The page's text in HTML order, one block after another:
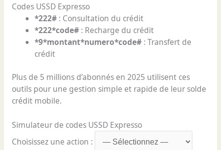
Codes USSD Expresso
*222# : Consultation du crédit
*222*code# : Recharge du crédit
*9*montant*numero*code# : Transfert de
crédit
Plus de 5 millions d’abonnés en 2025 utilisent ces
outils pour une gestion simple et rapide de leur solde
crédit mobile.
Simulateur de codes USSD Expresso
Choisissez une action :